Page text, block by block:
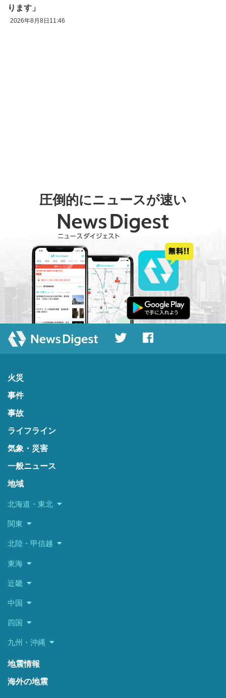
ります」
2026年8月8日11:46
圧倒的にニュースが速い
火災
事件
事故
ライフライン
気象・災害
一般ニュース
地域
北海道・東北
関東
北陸・甲信越
東海
近畿
中国
四国
九州・沖縄
地震情報
海外の地震